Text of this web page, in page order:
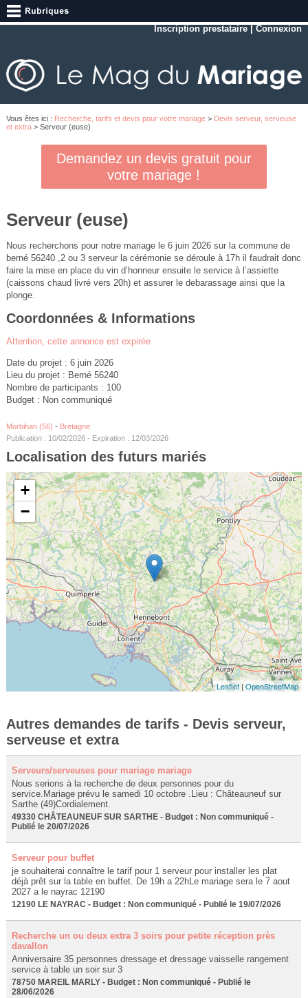
Inscription prestataire |Connexion
Vous êtes ici : Recherche, tarifs et devis pour votre mariage> Devis serveur, serveuse
et extra> Serveur (euse)
Demandez un devis gratuit pour
votre mariage !
Serveur (euse)
Nous recherchons pour notre mariage le 6 juin 2026 sur la commune de
berné 56240 ,2 ou 3 serveur la cérémonie se déroule à 17h il faudrait donc
faire la mise en place du vin d’honneur ensuite le service à l’assiette
(caissons chaud livré vers 20h) et assurer le debarassage ainsi que la
plonge.
Coordonnées & Informations
Attention, cette annonce est expirée
Date du projet : 6 juin 2026
Lieu du projet : Berné 56240
Nombre de participants : 100
Budget : Non communiqué
Morbihan (56) - Bretagne
Publication : 10/02/2026 - Expiration : 12/03/2026
Localisation des futurs mariés
+
−
Leaflet |OpenStreetMap
Autres demandes de tarifs - Devis serveur,
serveuse et extra
Serveurs/serveuses pour mariage mariage
Nous serions à la recherche de deux personnes pour du
service.Mariage prévu le samedi 10 octobre .Lieu : Châteauneuf sur
Sarthe (49)Cordialement.
49330 CHÂTEAUNEUF SUR SARTHE - Budget : Non communiqué -
Publié le 20/07/2026
Serveur pour buffet
je souhaiterai connaître le tarif pour 1 serveur pour installer les plat
déjà prêt sur la table en buffet. De 19h a 22hLe mariage sera le 7 aout
2027 a le nayrac 12190
12190 LE NAYRAC - Budget : Non communiqué - Publié le 19/07/2026
Recherche un ou deux extra 3 soirs pour petite réception près
davallon
Anniversaire 35 personnes dressage et dressage vaisselle rangement
service à table un soir sur 3
78750 MAREIL MARLY - Budget : Non communiqué - Publié le
28/06/2026